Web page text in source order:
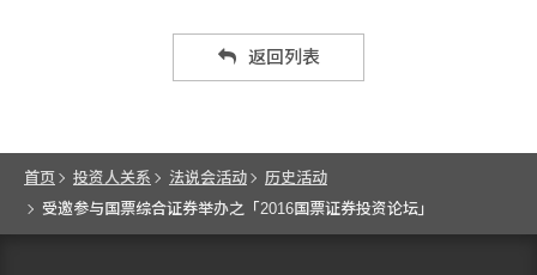
返回列表
首页 投资人关系 法说会活动
历史活动
受邀参与国票综合证券举办之「2016国票证券投资论坛」